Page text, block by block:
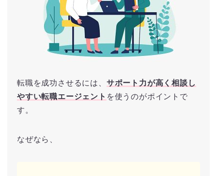
転職を成功させるには、 サポート力が高く相談し
やすい転職エージェント を使うのがポイントで
す。
なぜなら、